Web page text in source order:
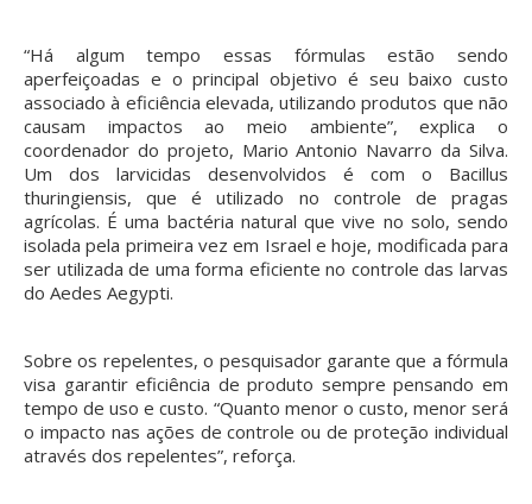
“Há algum tempo essas fórmulas estão sendo
aperfeiçoadas e o principal objetivo é seu baixo custo
associado à eficiência elevada, utilizando produtos que não
causam impactos ao meio ambiente”, explica o
coordenador do projeto, Mario Antonio Navarro da Silva.
Um dos larvicidas desenvolvidos é com o Bacillus
thuringiensis, que é utilizado no controle de pragas
agrícolas. É uma bactéria natural que vive no solo, sendo
isolada pela primeira vez em Israel e hoje, modificada para
ser utilizada de uma forma eficiente no controle das larvas
do Aedes Aegypti.
Sobre os repelentes, o pesquisador garante que a fórmula
visa garantir eficiência de produto sempre pensando em
tempo de uso e custo. “Quanto menor o custo, menor será
o impacto nas ações de controle ou de proteção individual
através dos repelentes”, reforça.